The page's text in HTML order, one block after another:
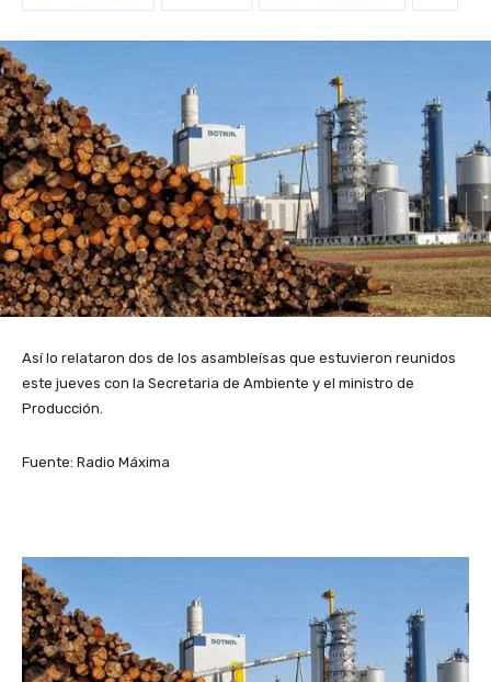
Así lo relataron dos de los asambleísas que estuvieron reunidos
este jueves con la Secretaria de Ambiente y el ministro de
Producción.
Fuente: Radio Máxima